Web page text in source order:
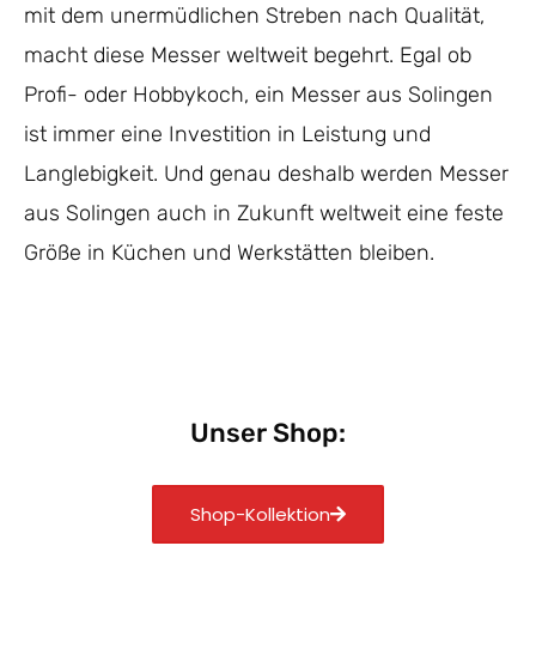
mit dem unermüdlichen Streben nach Qualität,
macht diese Messer weltweit begehrt. Egal ob
Profi- oder Hobbykoch, ein Messer aus Solingen
ist immer eine Investition in Leistung und
Langlebigkeit. Und genau deshalb werden Messer
aus Solingen auch in Zukunft weltweit eine feste
Größe in Küchen und Werkstätten bleiben.
Unser Shop:
Shop-Kollektion